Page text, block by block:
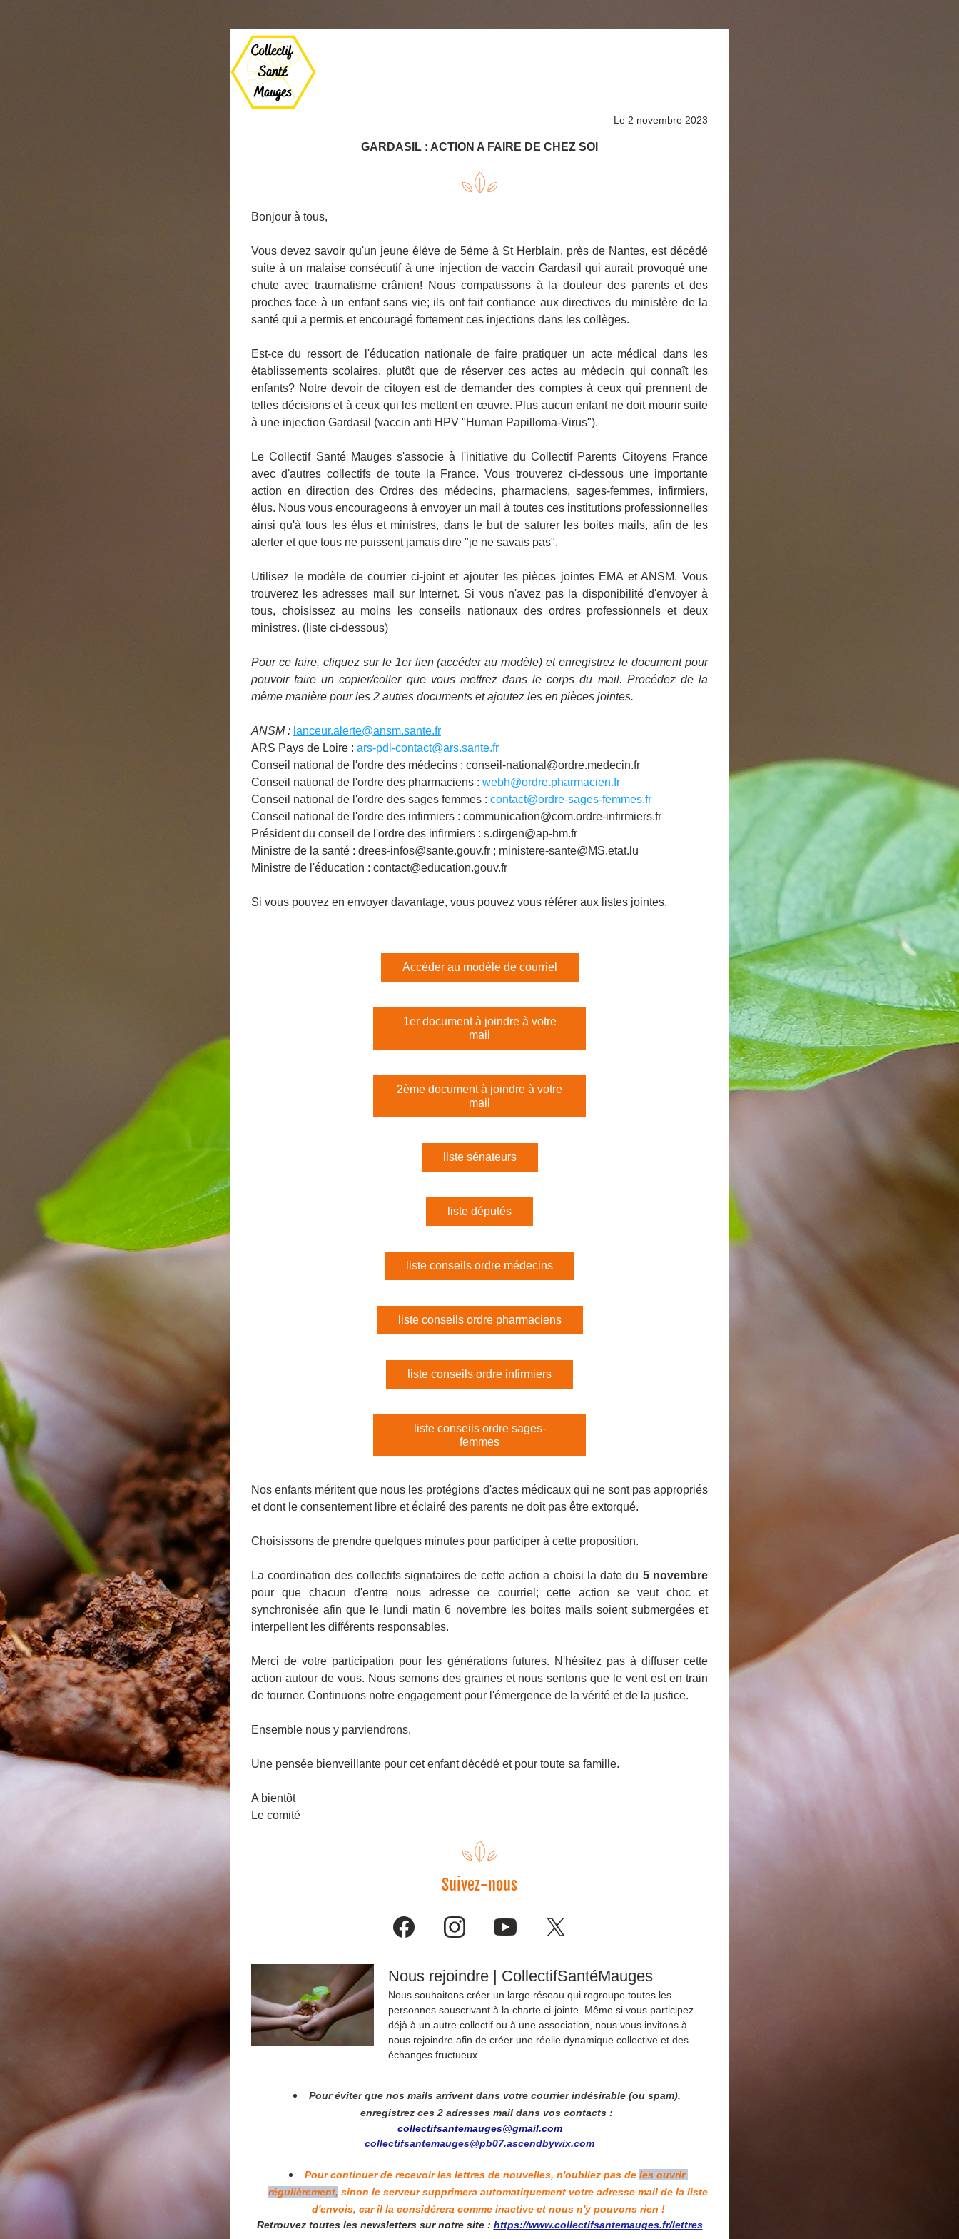
Le 2 novembre 2023
GARDASIL : ACTION A FAIRE DE CHEZ SOI
Bonjour à tous,
Vous devez savoir qu'un jeune élève de 5ème à St Herblain, près de Nantes, est décédé
suite à un malaise consécutif à une injection de vaccin Gardasil qui aurait provoqué une
chute avec traumatisme crânien! Nous compatissons à la douleur des parents et des
proches face à un enfant sans vie; ils ont fait confiance aux directives du ministère de la
santé qui a permis et encouragé fortement ces injections dans les collèges.
Est-ce du ressort de l'éducation nationale de faire pratiquer un acte médical dans les
établissements scolaires, plutôt que de réserver ces actes au médecin qui connaît les
enfants? Notre devoir de citoyen est de demander des comptes à ceux qui prennent de
telles décisions et à ceux qui les mettent en œuvre. Plus aucun enfant ne doit mourir suite
à une injection Gardasil (vaccin anti HPV "Human Papilloma-Virus").
Le Collectif Santé Mauges s'associe à l'initiative du Collectif Parents Citoyens France
avec d'autres collectifs de toute la France. Vous trouverez ci-dessous une importante
action en direction des Ordres des médecins, pharmaciens, sages-femmes, infirmiers,
élus. Nous vous encourageons à envoyer un mail à toutes ces institutions professionnelles
ainsi qu'à tous les élus et ministres, dans le but de saturer les boites mails, afin de les
alerter et que tous ne puissent jamais dire "je ne savais pas".
Utilisez le modèle de courrier ci-joint et ajouter les pièces jointes EMA et ANSM. Vous
trouverez les adresses mail sur Internet. Si vous n'avez pas la disponibilité d'envoyer à
tous, choisissez au moins les conseils nationaux des ordres professionnels et deux
ministres. (liste ci-dessous)
Pour ce faire, cliquez sur le 1er lien (accéder au modèle) et enregistrez le document pour
pouvoir faire un copier/coller que vous mettrez dans le corps du mail. Procédez de la
même manière pour les 2 autres documents et ajoutez les en pièces jointes.
ANSM : lanceur.alerte@ansm.sante.fr
ARS Pays de Loire : ars-pdl-contact@ars.sante.fr
Conseil national de l'ordre des médecins : conseil-national@ordre.medecin.fr
Conseil national de l'ordre des pharmaciens : webh@ordre.pharmacien.fr
Conseil national de l'ordre des sages femmes : contact@ordre-sages-femmes.fr
Conseil national de l'ordre des infirmiers : communication@com.ordre-infirmiers.fr
Président du conseil de l'ordre des infirmiers : s.dirgen@ap-hm.fr
Ministre de la santé : drees-infos@sante.gouv.fr ; ministere-sante@MS.etat.lu
Ministre de l'éducation : contact@education.gouv.fr
Si vous pouvez en envoyer davantage, vous pouvez vous référer aux listes jointes.
Accéder au modèle de courriel
1er document à joindre à votre
mail
2ème document à joindre à votre
mail
liste sénateurs
liste députés
liste conseils ordre médecins
liste conseils ordre pharmaciens
liste conseils ordre infirmiers
liste conseils ordre sages-
femmes
Nos enfants méritent que nous les protégions d'actes médicaux qui ne sont pas appropriés
et dont le consentement libre et éclairé des parents ne doit pas être extorqué.
Choisissons de prendre quelques minutes pour participer à cette proposition.
La coordination des collectifs signataires de cette action a choisi la date du 5 novembre
pour que chacun d'entre nous adresse ce courriel; cette action se veut choc et
synchronisée afin que le lundi matin 6 novembre les boites mails soient submergées et
interpellent les différents responsables.
Merci de votre participation pour les générations futures. N'hésitez pas à diffuser cette
action autour de vous. Nous semons des graines et nous sentons que le vent est en train
de tourner. Continuons notre engagement pour l'émergence de la vérité et de la justice.
Ensemble nous y parviendrons.
Une pensée bienveillante pour cet enfant décédé et pour toute sa famille.
A bientôt
Le comité
Suivez-nous
Nous rejoindre | CollectifSantéMauges
Nous souhaitons créer un large réseau qui regroupe toutes les
personnes souscrivant à la charte ci-jointe. Même si vous participez
déjà à un autre collectif ou à une association, nous vous invitons à
nous rejoindre afin de créer une réelle dynamique collective et des
échanges fructueux.
Pour éviter que nos mails arrivent dans votre courrier indésirable (ou spam),
enregistrez ces 2 adresses mail dans vos contacts :
collectifsantemauges@gmail.com
collectifsantemauges@pb07.ascendbywix.com
Pour continuer de recevoir les lettres de nouvelles, n'oubliez pas de les ouvrir
régulièrement, sinon le serveur supprimera automatiquement votre adresse mail de la liste
d'envois, car il la considérera comme inactive et nous n'y pouvons rien !
Retrouvez toutes les newsletters sur notre site : https://www.collectifsantemauges.fr/lettres